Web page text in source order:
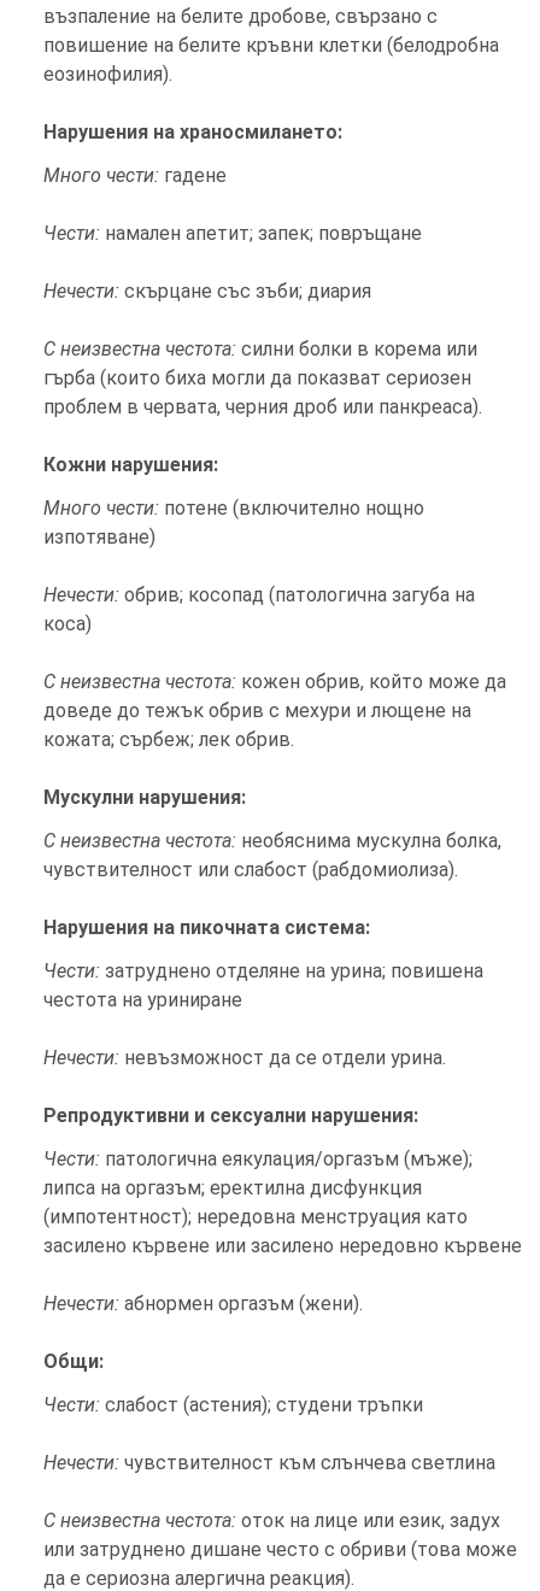
възпаление на белите дробове, свързано с
повишение на белите кръвни клетки (белодробна
еозинофилия).
Нарушения на храносмилането:
Много чести: гадене
Чести: намален апетит; запек; повръщане
Нечести: скърцане със зъби; диария
С неизвестна честота: силни болки в корема или
гърба (които биха могли да показват сериозен
проблем в червата, черния дроб или панкреаса).
Кожни нарушения:
Много чести: потене (включително нощно
изпотяване)
Нечести: обрив; косопад (патологична загуба на
коса)
С неизвестна честота: кожен обрив, който може да
доведе до тежък обрив с мехури и лющене на
кожата; сърбеж; лек обрив.
Мускулни нарушения:
С неизвестна честота: необяснима мускулна болка,
чувствителност или слабост (рабдомиолиза).
Нарушения на пикочната система:
Чести: затруднено отделяне на урина; повишена
честота на уриниране
Нечести: невъзможност да се отдели урина.
Репродуктивни и сексуални нарушения:
Чести: патологична еякулация/оргазъм (мъже);
липса на оргазъм; еректилна дисфункция
(импотентност); нередовна менструация като
засилено кървене или засилено нередовно кървене
Нечести: абнормен оргазъм (жени).
Общи:
Чести: слабост (астения); студени тръпки
Нечести: чувствителност към слънчева светлина
С неизвестна честота: оток на лице или език, задух
или затруднено дишане често с обриви (това може
да е сериозна алергична реакция).